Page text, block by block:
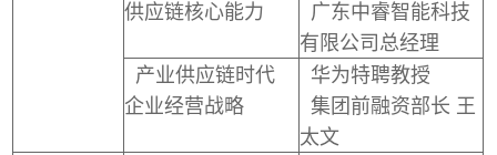
供应链核心能力
广东中睿智能科技
有限公司总经理
产业供应链时代
企业经营战略
华为特聘教授
集团前融资部长 王
太文